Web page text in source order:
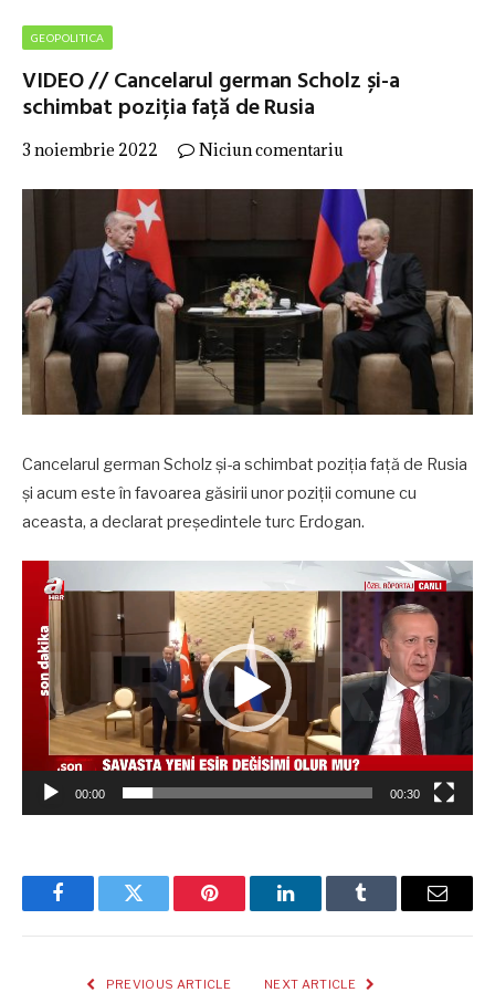
GEOPOLITICA
VIDEO // Cancelarul german Scholz și-a
schimbat poziția față de Rusia
3 noiembrie 2022 Niciun comentariu
Cancelarul german Scholz și-a schimbat poziția față de Rusia
și acum este în favoarea găsirii unor poziții comune cu
aceasta, a declarat președintele turc Erdogan.
Player
video
00:00 00:30
FacebookTwitter Pinterest LinkedInTumblr Email
PREVIOUS ARTICLE NEXT ARTICLE